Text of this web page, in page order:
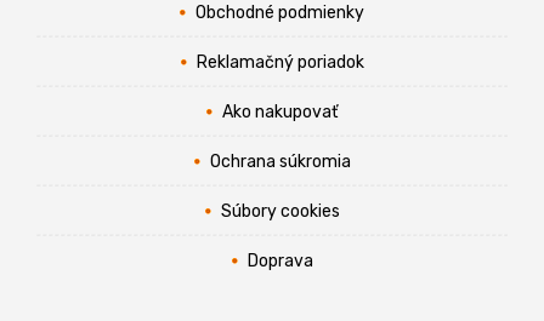
Obchodné podmienky
Reklamačný poriadok
Ako nakupovať
Ochrana súkromia
Súbory cookies
Doprava